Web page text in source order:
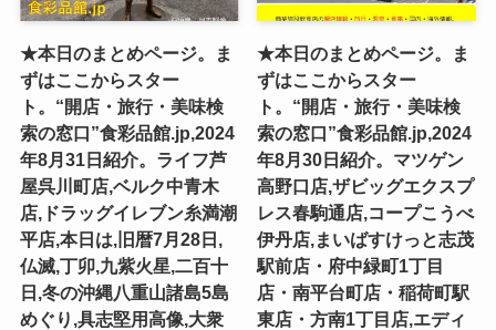
★本日のまとめページ。ま
ずはここからスター
ト。“開店・旅行・美味検
索の窓口”食彩品館.jp,2024
年8月31日紹介。ライフ芦
屋呉川町店,ベルク中青木
店,ドラッグイレブン糸満潮
平店,本日は,旧暦7月28日,
仏滅,丁卯,九紫火星,二百十
日,冬の沖縄八重山諸島5島
めぐり,具志堅用高像,大衆
★本日のまとめページ。ま
ずはここからスター
ト。“開店・旅行・美味検
索の窓口”食彩品館.jp,2024
年8月30日紹介。マツゲン
高野口店,ザビッグエクスプ
レス春駒通店,コープこうべ
伊丹店,まいばすけっと志茂
駅前店・府中緑町1丁目
店・南平台町店・稲荷町駅
東店・方南1丁目店,エディ